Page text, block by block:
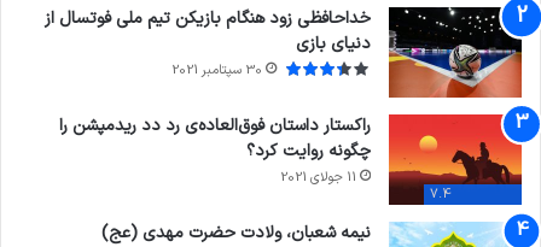
خداحافظی زود هنگام بازیکن تیم ملی فوتسال از
دنیای بازی
30 سپتامبر 2021
7.4
راکستار داستان فوق‌العاده‌ی رد دد ریدمپشن را
چگونه روایت کرد؟
11 جولای 2021
نیمه شعبان، ولادت حضرت مهدی (عج)